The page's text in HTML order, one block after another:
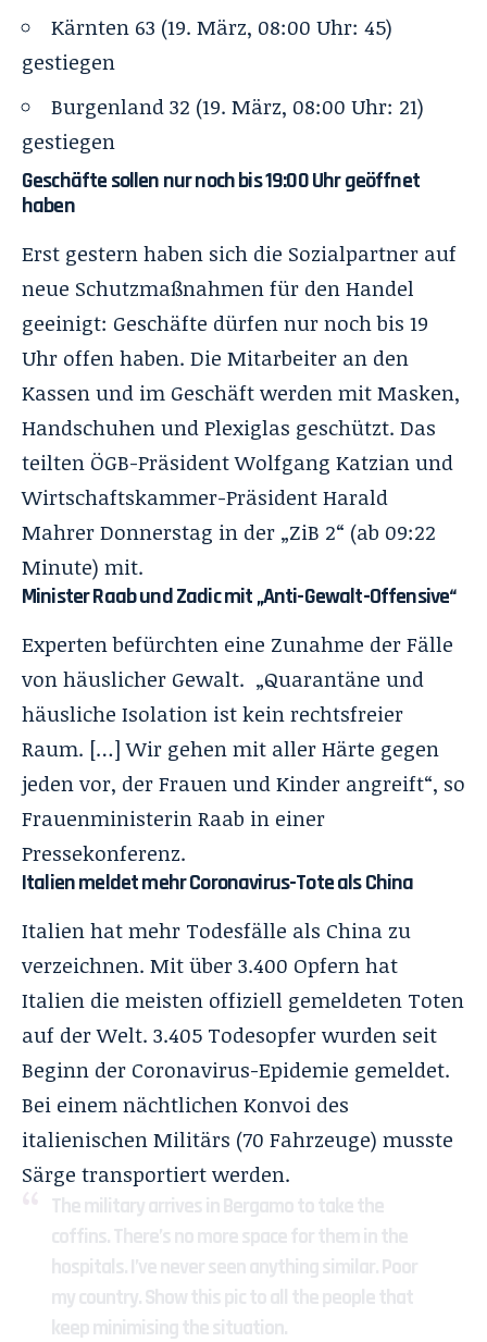
Kärnten 63 (19. März, 08:00 Uhr: 45)
gestiegen
Burgenland 32 (19. März, 08:00 Uhr: 21)
gestiegen
Geschäfte sollen nur noch bis 19:00 Uhr geöffnet
haben
Erst gestern haben sich die Sozialpartner auf
neue Schutzmaßnahmen für den Handel
geeinigt: Geschäfte dürfen nur noch bis 19
Uhr offen haben. Die Mitarbeiter an den
Kassen und im Geschäft werden mit Masken,
Handschuhen und Plexiglas geschützt. Das
teilten ÖGB-Präsident Wolfgang Katzian und
Wirtschaftskammer-Präsident Harald
Mahrer Donnerstag in der „ZiB 2“ (ab 09:22
Minute) mit.
Minister Raab und Zadic mit „Anti-Gewalt-Offensive“
Experten befürchten eine Zunahme der Fälle
von häuslicher Gewalt. „Quarantäne und
häusliche Isolation ist kein rechtsfreier
Raum. […] Wir gehen mit aller Härte gegen
jeden vor, der Frauen und Kinder angreift“, so
Frauenministerin Raab in einer
Pressekonferenz.
Italien meldet mehr Coronavirus-Tote als China
Italien hat mehr Todesfälle als China zu
verzeichnen. Mit über 3.400 Opfern hat
Italien die meisten offiziell gemeldeten Toten
auf der Welt. 3.405 Todesopfer wurden seit
Beginn der Coronavirus-Epidemie gemeldet.
Bei einem nächtlichen Konvoi des
italienischen Militärs (70 Fahrzeuge) musste
Särge transportiert werden.
The military arrives in Bergamo to take the
coffins. There’s no more space for them in the
hospitals. I’ve never seen anything similar. Poor
my country. Show this pic to all the people that
keep minimising the situation.